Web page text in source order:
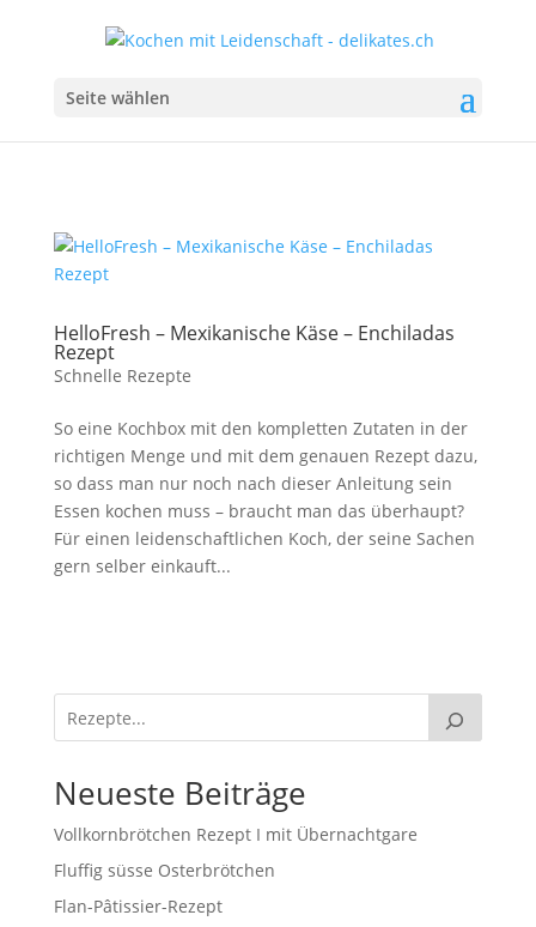
Seite wählen
HelloFresh – Mexikanische Käse – Enchiladas
Rezept
Schnelle Rezepte
So eine Kochbox mit den kompletten Zutaten in der
richtigen Menge und mit dem genauen Rezept dazu,
so dass man nur noch nach dieser Anleitung sein
Essen kochen muss – braucht man das überhaupt?
Für einen leidenschaftlichen Koch, der seine Sachen
gern selber einkauft...
Neueste Beiträge
Vollkornbrötchen Rezept I mit Übernachtgare
Fluffig süsse Osterbrötchen
Flan-Pâtissier-Rezept